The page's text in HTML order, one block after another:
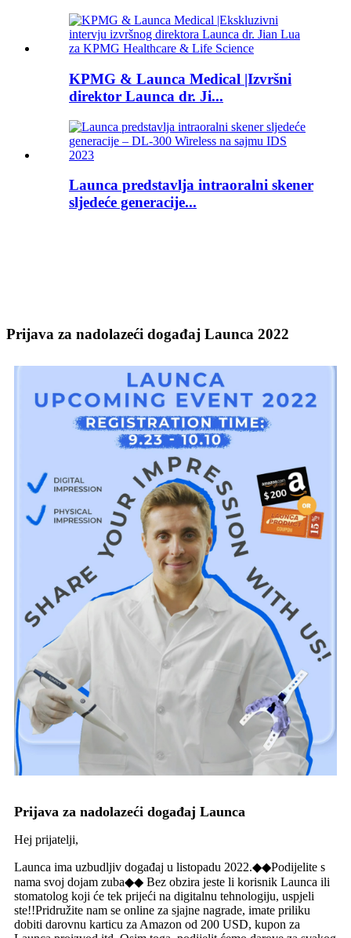
KPMG & Launca Medical |Izvršni
direktor Launca dr. Ji...
Launca predstavlja intraoralni skener
sljedeće generacije...
Prijava za nadolazeći događaj Launca 2022
Prijava za nadolazeći događaj Launca
Hej prijatelji,
Launca ima uzbudljiv događaj u listopadu 2022.◆◆Podijelite s
nama svoj dojam zuba◆◆ Bez obzira jeste li korisnik Launca ili
stomatolog koji će tek prijeći na digitalnu tehnologiju, uspjeli
ste!!Pridružite nam se online za sjajne nagrade, imate priliku
dobiti darovnu karticu za Amazon od 200 USD, kupon za